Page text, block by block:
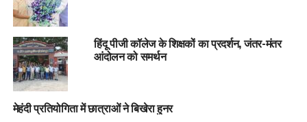
हिंदू पीजी कॉलेज के शिक्षकों का प्रदर्शन, जंतर-मंतर
आंदोलन को समर्थन
मेहंदी प्रतियोगिता में छात्राओं ने बिखेरा हुनर